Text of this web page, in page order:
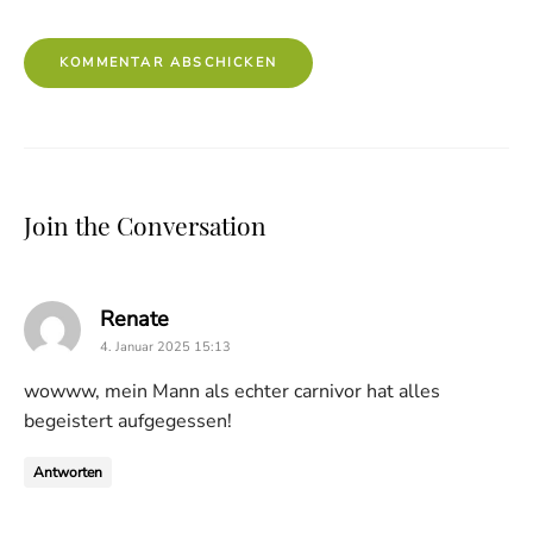
Join the Conversation
Renatesays:
4. Januar 2025 15:13
wowww, mein Mann als echter carnivor hat alles
begeistert aufgegessen!
Antworten